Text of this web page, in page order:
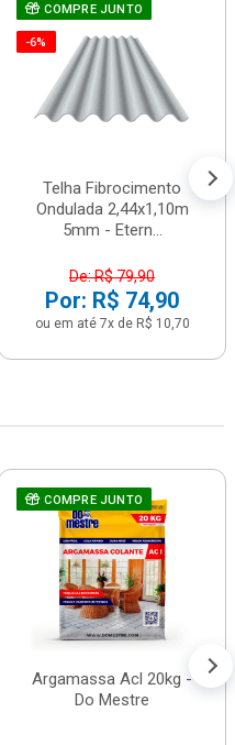
COMPRE JUNTO
-6%
Telha Fibrocimento
Ondulada 2,44x1,10m
5mm - Etern...
De: R$ 79,90
Por: R$ 74,90
ou em até 7x de R$ 10,70
COMPRE JUNTO
Argamassa Acl 20kg -
Do Mestre